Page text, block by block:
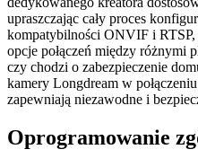
upraszczając cały proces
kompatybilności ONVIF i RTSP,
opcje połączeń między różnymi
czy chodzi o zabezpieczenie
kamery Longdream w
zapewniają niezawodne i
Oprogramowanie